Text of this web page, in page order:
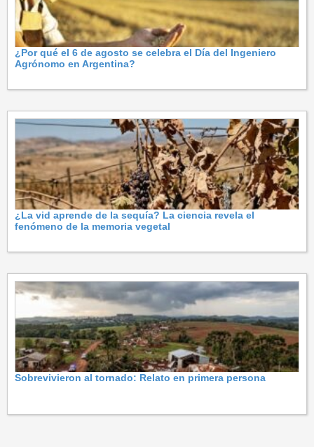
¿Por qué el 6 de agosto se celebra el Día del Ingeniero
Agrónomo en Argentina?
¿La vid aprende de la sequía? La ciencia revela el
fenómeno de la memoria vegetal
Sobrevivieron al tornado: Relato en primera persona